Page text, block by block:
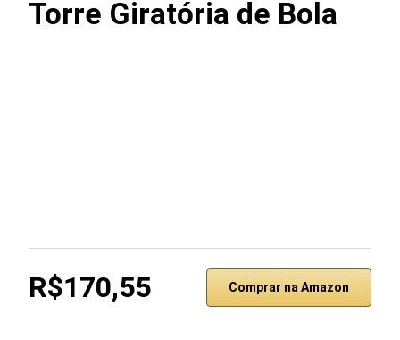
Torre Giratória de Bola
R$170,55 Comprar na Amazon